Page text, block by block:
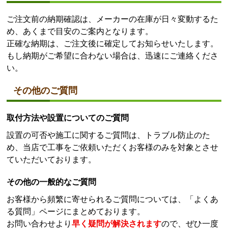
ご注文前の納期確認は、メーカーの在庫が日々変動するた
め、あくまで目安のご案内となります。
正確な納期は、ご注文後に確定してお知らせいたします。
もし納期がご希望に合わない場合は、迅速にご連絡くださ
い。
その他のご質問
取付方法や設置についてのご質問
設置の可否や施工に関するご質問は、トラブル防止のた
め、当店で工事をご依頼いただくお客様のみを対象とさせ
ていただいております。
その他の一般的なご質問
お客様から頻繁に寄せられるご質問については、「よくあ
る質問」ページにまとめております。
お問い合わせより早く疑問が解決されますので、ぜひ一度